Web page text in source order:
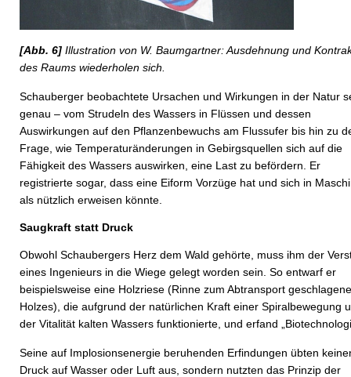
[Abb. 6] Illustration von W. Baumgartner: Ausdehnung und
des Raums wiederholen sich.
Schauberger beobachtete Ursachen und Wirkungen in der Natur
genau – vom Strudeln des Wassers in Flüssen und dessen
Auswirkungen auf den Pflanzenbewuchs am Flussufer bis hin zu
Frage, wie Temperaturänderungen in Gebirgsquellen sich auf die
Fähigkeit des Wassers auswirken, eine Last zu befördern. Er
registrierte sogar, dass eine Eiform Vorzüge hat und sich in
als nützlich erweisen könnte.
Saugkraft statt Druck
Obwohl Schaubergers Herz dem Wald gehörte, muss ihm der
eines Ingenieurs in die Wiege gelegt worden sein. So entwarf er
beispielsweise eine Holzriese (Rinne zum Abtransport
Holzes), die aufgrund der natürlichen Kraft einer Spiralbewegung
der Vitalität kalten Wassers funktionierte, und erfand
Seine auf Implosionsenergie beruhenden Erfindungen übten
Druck auf Wasser oder Luft aus, sondern nutzten das Prinzip der